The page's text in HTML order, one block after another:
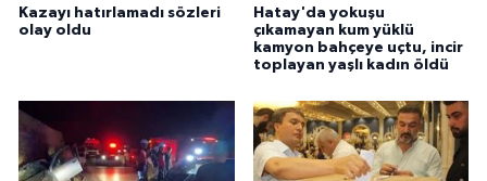
Kazayı hatırlamadı sözleri
olay oldu
Hatay'da yokuşu
çıkamayan kum yüklü
kamyon bahçeye uçtu, incir
toplayan yaşlı kadın öldü